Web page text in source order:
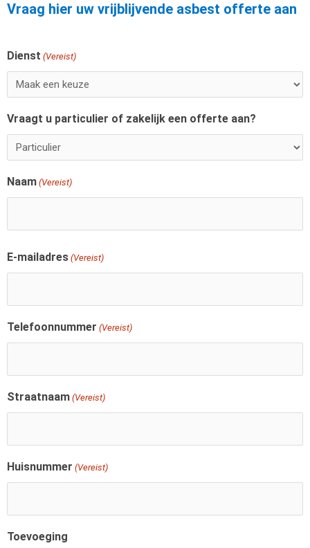
Vraag hier uw vrijblijvende asbest offerte aan
Dienst (Vereist)
Vraagt u particulier of zakelijk een offerte aan?
Naam (Vereist)
Voornaam
E-mailadres (Vereist)
Telefoonnummer (Vereist)
Straatnaam (Vereist)
Huisnummer (Vereist)
Toevoeging